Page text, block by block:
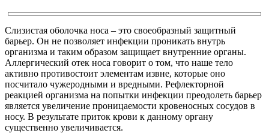
Слизистая оболочка носа – это своеобразный защитный
барьер. Он не позволяет инфекции проникать внутрь
организма и таким образом защищает внутренние органы.
Аллергический отек носа говорит о том, что наше тело
активно противостоит элементам извне, которые оно
посчитало чужеродными и вредными. Рефлекторной
реакцией организма на попытки инфекции преодолеть барьер
является увеличение проницаемости кровеносных сосудов в
носу. В результате приток крови к данному органу
существенно увеличивается.